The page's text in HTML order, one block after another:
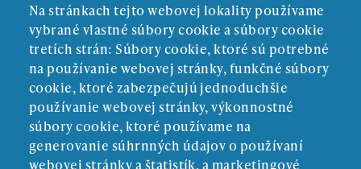
Na stránkach tejto webovej lokality používame
vybrané vlastné súbory cookie a súbory cookie
tretích strán: Súbory cookie, ktoré sú potrebné
na používanie webovej stránky, funkčné súbory
cookie, ktoré zabezpečujú jednoduchšie
používanie webovej stránky, výkonnostné
súbory cookie, ktoré používame na
generovanie súhrnných údajov o používaní
webovej stránky a štatistík, a marketingové